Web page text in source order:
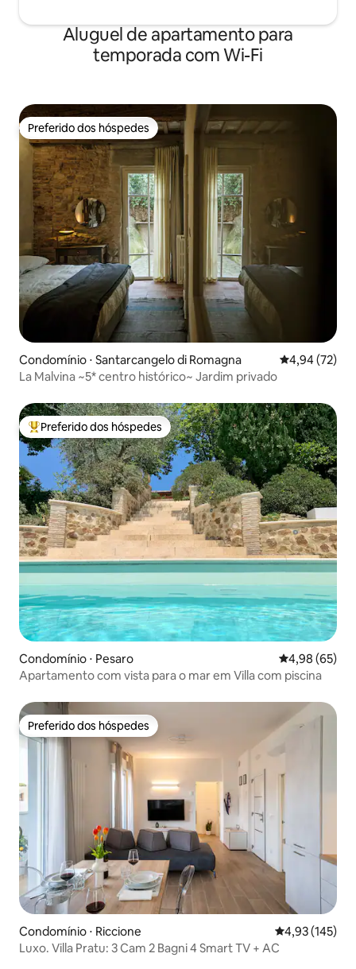
Aluguel de apartamento para
temporada com Wi-Fi
Preferido dos hóspedes
Preferido dos hóspedes
Condomínio ⋅ Santarcangelo di Romagna 4,94 de uma
4,94 (72)
La Malvina ~5* centro histórico~ Jardim privado
Entre os melhores preferidos dos hóspedes
Preferido dos hóspedes
Condomínio ⋅ Pesaro 4,98 de uma
4,98 (65)
Apartamento com vista para o mar em Villa com piscina
Preferido dos hóspedes
Preferido dos hóspedes
Condomínio ⋅ Riccione 4,93 de uma
4,93 (145)
Luxo. Villa Pratu: 3 Cam 2 Bagni 4 Smart TV + AC